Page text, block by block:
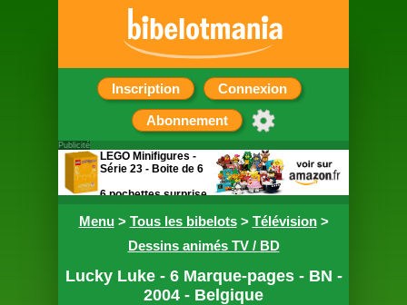
Inscription Connexion
Abonnement
Menu> Tous les bibelots> Télévision>
Dessins animés TV / BD
Lucky Luke - 6 Marque-pages - BN -
2004 - Belgique
Publicité
LEGO Minifigures -
Série 23 - Boite de 6
6 pochettes surprise
une figurine